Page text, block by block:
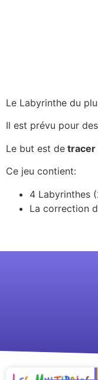
Le Labyrinthe du
Il est prévu pour
Le but est de tracer
Ce jeu contient:
4 Labyrinthes
La correction